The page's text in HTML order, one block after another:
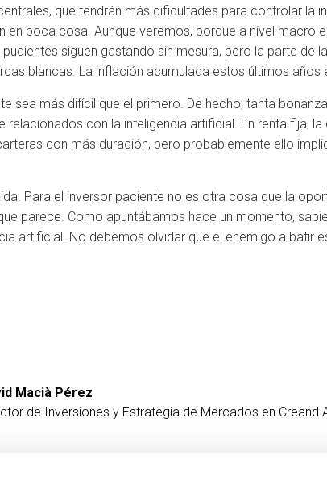
que tendrán más dificultades para controlar la
en poca cosa. Aunque veremos, porque a nivel macro
siguen gastando sin mesura, pero la parte
blancas. La inflación acumulada estos últimos años
sea más difícil que el primero. De hecho, tanta
con la inteligencia artificial. En renta fija,
con más duración, pero probablemente ello
Para el inversor paciente no es otra cosa que la
parece. Como apuntábamos hace un momento,
artificial. No debemos olvidar que el enemigo a batir
Macià Pérez
de Inversiones y Estrategia de Mercados en Creand